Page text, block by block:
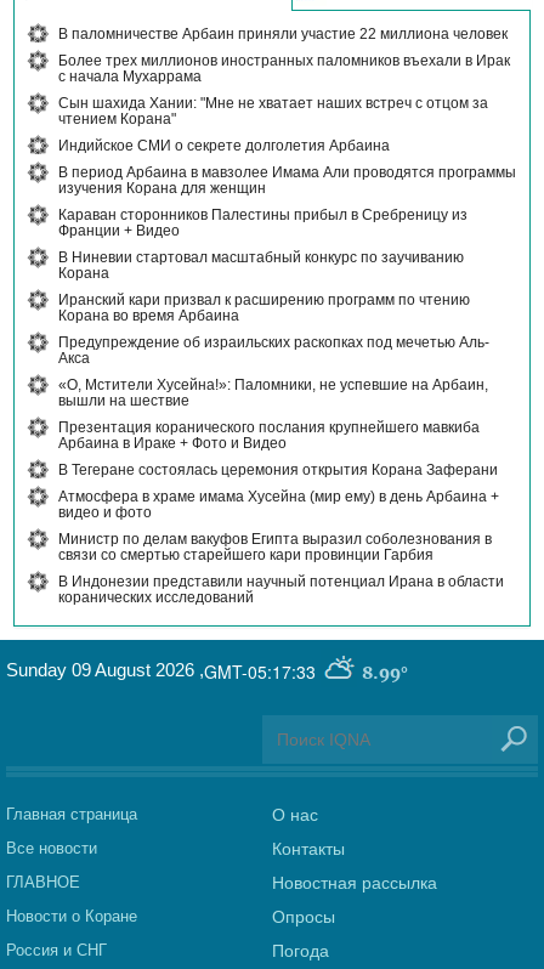
В паломничестве Арбаин приняли участие 22 миллиона человек
Более трех миллионов иностранных паломников въехали в Ирак
с начала Мухаррама
Сын шахида Хании: "Мне не хватает наших встреч с отцом за
чтением Корана"
Индийское СМИ о секрете долголетия Арбаина
В период Арбаина в мавзолее Имама Али проводятся программы
изучения Корана для женщин
Караван сторонников Палестины прибыл в Сребреницу из
Франции + Видео
В Ниневии стартовал масштабный конкурс по заучиванию
Корана
Иранский кари призвал к расширению программ по чтению
Корана во время Арбаина
Предупреждение об израильских раскопках под мечетью Аль-
Акса
«О, Мстители Хусейна!»: Паломники, не успевшие на Арбаин,
вышли на шествие
Презентация коранического послания крупнейшего мавкиба
Арбаина в Ираке + Фото и Видео
В Тегеране состоялась церемония открытия Корана Заферани
Атмосфера в храме имама Хусейна (мир ему) в день Арбаина +
видео и фото
Министр по делам вакуфов Египта выразил соболезнования в
связи со смертью старейшего кари провинции Гарбия
В Индонезии представили научный потенциал Ирана в области
коранических исследований
GMT-05:17:33 8.99°
Sunday 09 August 2026 ,
Главная страница
Все новости
ГЛАВНОЕ
Новости о Коране
Россия и СНГ
О нас
Контакты
Новостная рассылка
Опросы
Погода